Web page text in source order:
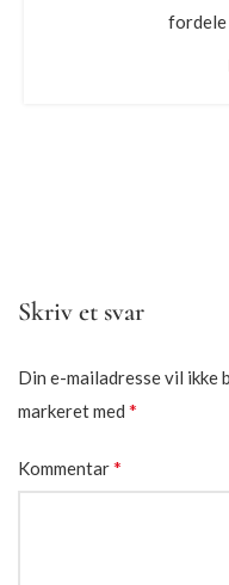
fordele
Skriv et svar
Din e-mailadresse vil ikke
markeret med *
Kommentar*